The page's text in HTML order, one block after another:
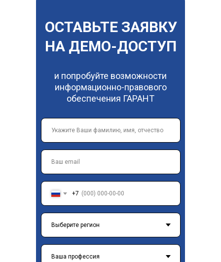
и попробуйте возможности
информационно-правового
обеспечения ГАРАНТ
ОСТАВЬТЕ ЗАЯВКУ
НА ДЕМО-ДОСТУП
+7